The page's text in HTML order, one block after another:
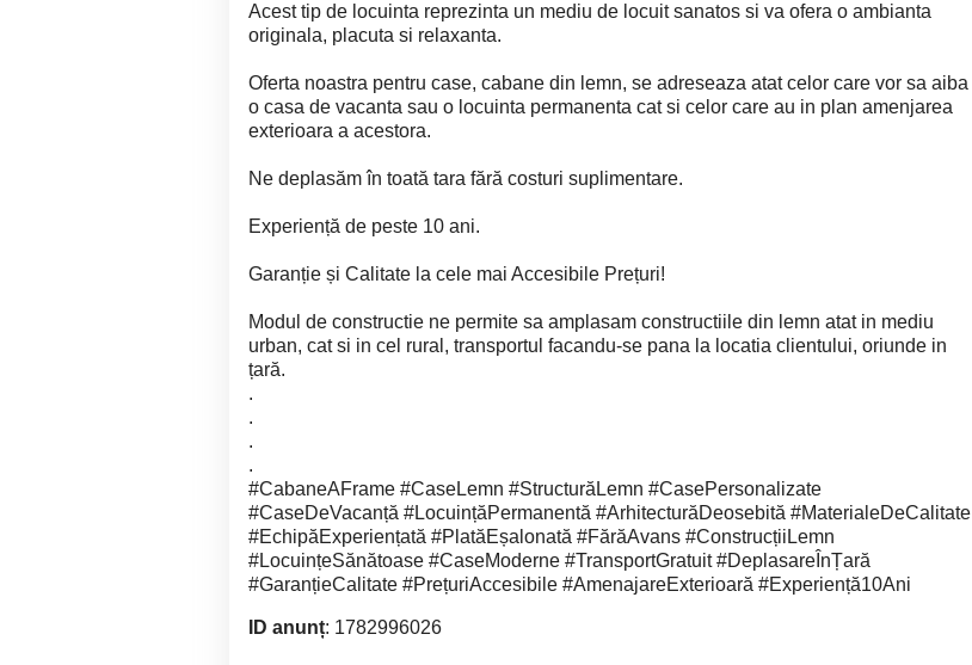
Acest tip de locuinta reprezinta un mediu de locuit sanatos si va ofera o ambianta
originala, placuta si relaxanta.
Oferta noastra pentru case, cabane din lemn, se adreseaza atat celor care vor sa aiba
o casa de vacanta sau o locuinta permanenta cat si celor care au in plan amenjarea
exterioara a acestora.
Ne deplasăm în toată tara fără costuri suplimentare.
Experiență de peste 10 ani.
Garanție și Calitate la cele mai Accesibile Prețuri!
Modul de constructie ne permite sa amplasam constructiile din lemn atat in mediu
urban, cat si in cel rural, transportul facandu-se pana la locatia clientului, oriunde in
țară.
.
.
.
.
#CabaneAFrame #CaseLemn #StructurăLemn #CasePersonalizate
#CaseDeVacanță #LocuințăPermanentă #ArhitecturăDeosebită #MaterialeDeCalitate
#EchipăExperiențată #PlatăEșalonată #FărăAvans #ConstrucțiiLemn
#LocuințeSănătoase #CaseModerne #TransportGratuit #DeplasareÎnȚară
#GaranțieCalitate #PrețuriAccesibile #AmenajareExterioară #Experiență10Ani
ID anunț: 1782996026